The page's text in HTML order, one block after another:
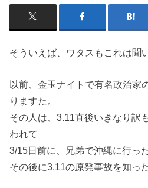
そういえば、ワタスもこれは聞
以前、金玉ナイトで有名政治家
りますた。
その人は、3.11直後いきなり訳
われて
3/15日前に、兄弟で沖縄に行った
その後に3.11の原発事故を知っ